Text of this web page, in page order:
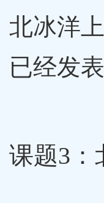
北冰洋
已经发
课题3：